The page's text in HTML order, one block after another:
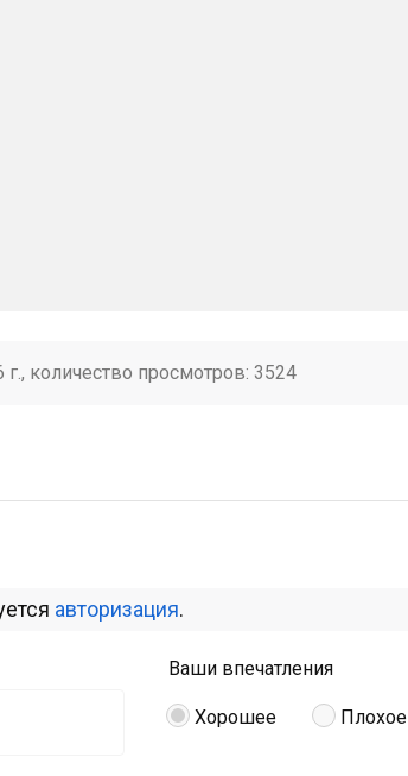
количество просмотров: 3524
авторизация.
Ваши впечатления
Хорошее Плохое